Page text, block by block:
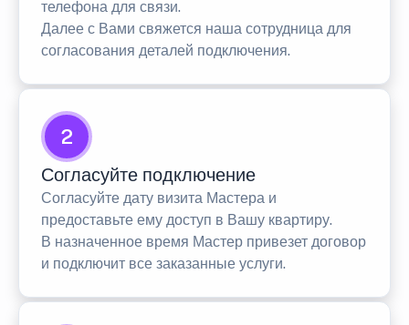
телефона для связи.
Далее с Вами свяжется наша сотрудница для
согласования деталей подключения.
2
Согласуйте подключение
Согласуйте дату визита Мастера и
предоставьте ему доступ в Вашу квартиру.
В назначенное время Мастер привезет договор
и подключит все заказанные услуги.